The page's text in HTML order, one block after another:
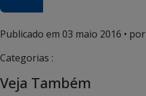
Publicado em 03 maio 2016 •
Categorias :
Veja Também